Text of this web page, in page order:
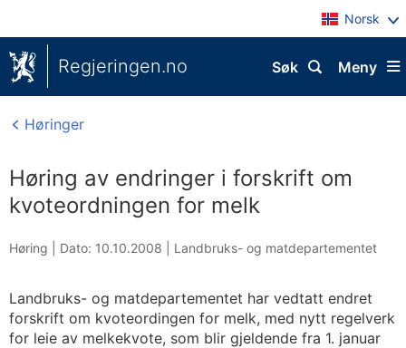
Norsk
Regjeringen.no Meny
Søk
Høringer
Høring av endringer i forskrift om
kvoteordningen for melk
Høring | Dato: 10.10.2008 Landbruks- og matdepartementet
Landbruks- og matdepartementet har vedtatt endret
forskrift om kvoteordingen for melk, med nytt regelverk
for leie av melkekvote, som blir gjeldende fra 1. januar